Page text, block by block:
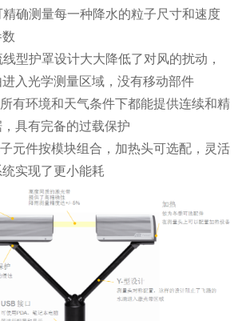
确测量每一种降水的粒子尺寸和速度
型护罩设计大大降低了对风的扰动，
入光学测量区域，没有移动部件
有环境和天气条件下都能提供连续和精
具有完备的过载保护
元件按模块组合，加热头可选配，灵活
实现了更小能耗